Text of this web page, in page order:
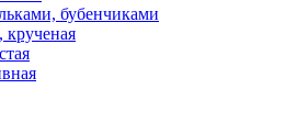
бубенчиками
крученая